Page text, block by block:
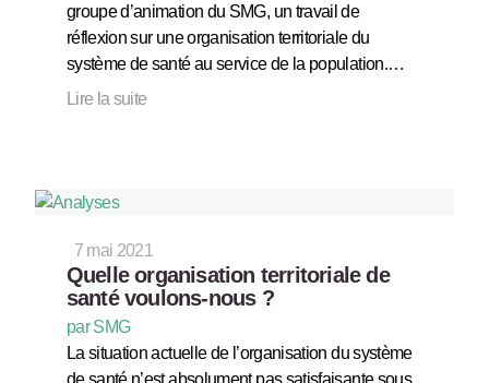
groupe d’animation du SMG, un travail de
réflexion sur une organisation territoriale du
système de santé au service de la population.…
Lire la suite
7 mai 2021
Quelle organisation territoriale de
santé voulons-nous ?
par SMG
La situation actuelle de l’organisation du système
de santé n’est absolument pas satisfaisante sous